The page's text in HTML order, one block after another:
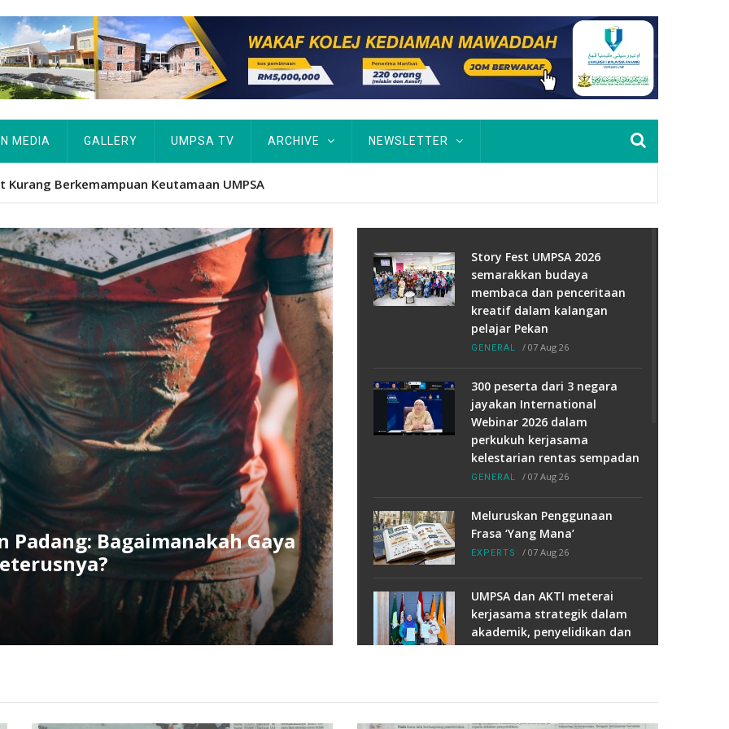
IN MEDIA GALLERY UMPSA TV ARCHIVE NEWSLETTER
Kurang Berkemampuan Keutamaan UMPSA
Bagaimanakah Gaya
Story Fest UMPSA 2026
semarakkan budaya
membaca dan penceritaan
kreatif dalam kalangan
pelajar Pekan
GENERAL / 07 Aug 26
300 peserta dari 3 negara
jayakan International
Webinar 2026 dalam
perkukuh kerjasama
kelestarian rentas sempadan
GENERAL / 07 Aug 26
Meluruskan Penggunaan
Frasa ‘Yang Mana’
EXPERTS / 07 Aug 26
UMPSA dan AKTI meterai
kerjasama strategik dalam
akademik, penyelidikan dan
TVET
17 pelajar UMPSA timba ilmu
teknologi solar di China